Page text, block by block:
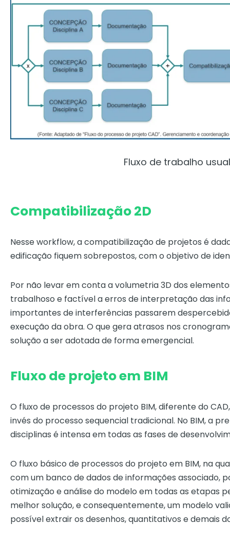
Fluxo de trabalho usual
Compatibilização 2D
Nesse workflow, a compatibilização de projetos é
edificação fiquem sobrepostos, com o objetivo de
Por não levar em conta a volumetria 3D dos
trabalhoso e factível a erros de interpretação das
importantes de interferências passarem
execução da obra. O que gera atrasos nos
solução a ser adotada de forma emergencial.
Fluxo de projeto em BIM
O fluxo de processos do projeto BIM, diferente do
invés do processo sequencial tradicional. No BIM, a
disciplinas é intensa em todas as fases de
O fluxo básico de processos do projeto em BIM, na
com um banco de dados de informações associado,
otimização e análise do modelo em todas as etapas
melhor solução, e consequentemente, um modelo
possível extrair os desenhos, quantitativos e demais